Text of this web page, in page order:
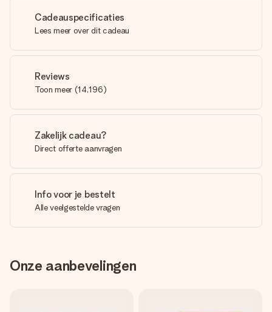
Cadeauspecificaties
Lees meer over dit cadeau
Reviews
Toon meer (14,196)
Zakelijk cadeau?
Direct offerte aanvragen
Info voor je bestelt
Alle veelgestelde vragen
Onze aanbevelingen